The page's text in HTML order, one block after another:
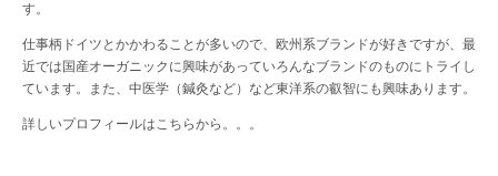
す。
仕事柄ドイツとかかわることが多いので、欧州系ブランドが好きですが、最
近では国産オーガニックに興味があっていろんなブランドのものにトライし
ています。また、中医学（鍼灸など）など東洋系の叡智にも興味あります。
詳しいプロフィールはこちらから。。。